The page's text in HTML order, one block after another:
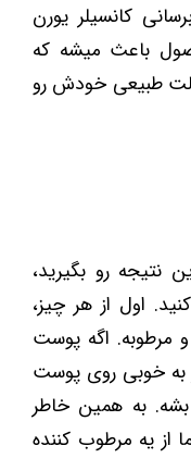
کانسیلر یورن
باعث میشه که
طبیعی خودش رو
نتیجه رو بگیرید،
اول از هر چیز،
مرطوبه. اگه پوست
به خوبی روی پوست
به همین خاطر
از یه مرطوب کننده